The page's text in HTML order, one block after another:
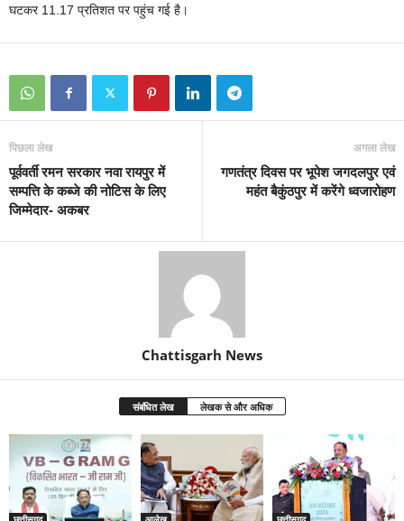
घटकर 11.17 प्रतिशत पर पहुंच गई है।
पिछला लेख
पूर्ववर्ती रमन सरकार नवा रायपुर में
सम्पत्ति के कब्जे की नोटिस के लिए
जिम्मेदार- अकबर
अगला लेख
गणतंत्र दिवस पर भूपेश जगदलपुर एवं
महंत बैकुंठपुर में करेंगे ध्वजारोहण
Chattisgarh News
संबंधित लेख लेखक से और अधिक